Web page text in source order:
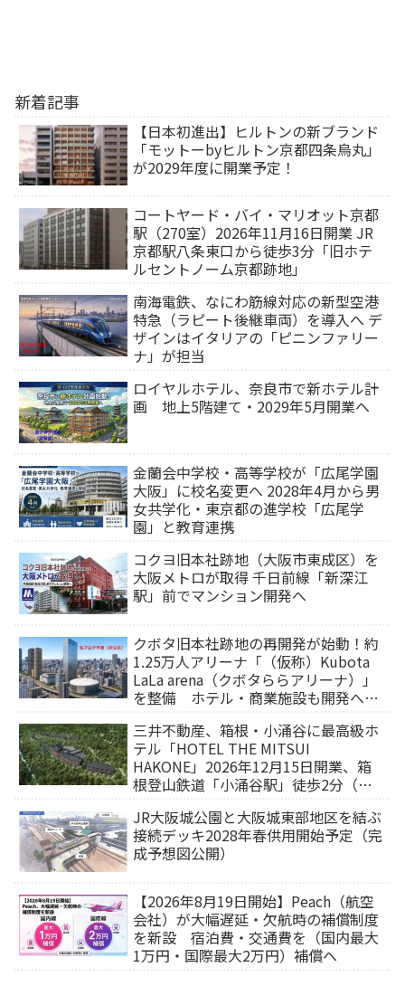
新着記事
【日本初進出】ヒルトンの新ブランド
「モットーbyヒルトン京都四条烏丸」
が2029年度に開業予定！
コートヤード・バイ・マリオット京都
駅（270室）2026年11月16日開業 JR
京都駅八条東口から徒歩3分「旧ホテ
ルセントノーム京都跡地」
南海電鉄、なにわ筋線対応の新型空港
特急（ラピート後継車両）を導入へ デ
ザインはイタリアの「ピニンファリー
ナ」が担当
ロイヤルホテル、奈良市で新ホテル計
画 地上5階建て・2029年5月開業へ
金蘭会中学校・高等学校が「広尾学園
大阪」に校名変更へ 2028年4月から男
女共学化・東京都の進学校「広尾学
園」と教育連携
コクヨ旧本社跡地（大阪市東成区）を
大阪メトロが取得 千日前線「新深江
駅」前でマンション開発へ
クボタ旧本社跡地の再開発が始動！約
1.25万人アリーナ「（仮称）Kubota
LaLa arena（クボタららアリーナ）」
を整備 ホテル・商業施設も開発へ
三井不動産、箱根・小涌谷に最高級ホ
テル「HOTEL THE MITSUI
HAKONE」2026年12月15日開業、箱
根登山鉄道「小涌谷駅」徒歩2分（旅
JR大阪城公園と大阪城東部地区を結ぶ
接続デッキ2028年春供用開始予定（完
成予想図公開）
【2026年8月19日開始】Peach（航空
会社）が大幅遅延・欠航時の補償制度
を新設 宿泊費・交通費を（国内最大
1万円・国際最大2万円）補償へ